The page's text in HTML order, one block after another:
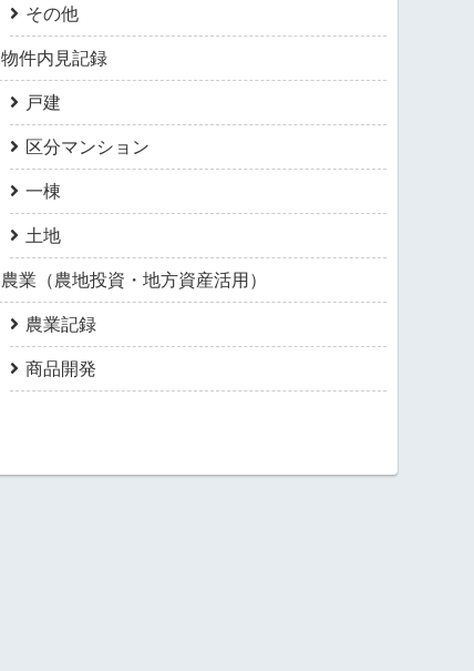
その他
物件内見記録
戸建
区分マンション
一棟
土地
農業（農地投資・地方資産活用）
農業記録
商品開発